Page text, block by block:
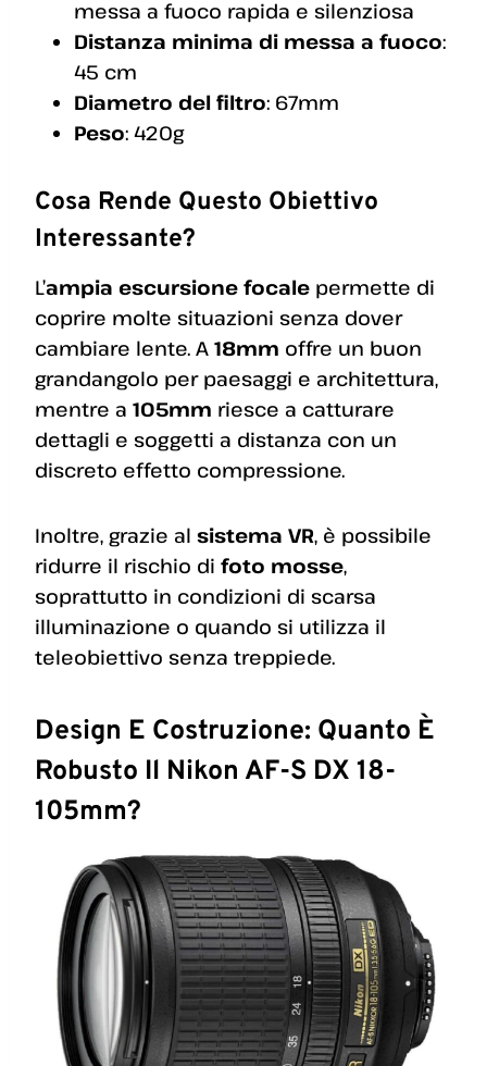
messa a fuoco rapida e silenziosa
Distanza minima di messa a fuoco:
45 cm
Diametro del filtro: 67mm
Peso: 420g
Cosa Rende Questo Obiettivo
Interessante?
L’ampia escursione focale permette di
coprire molte situazioni senza dover
cambiare lente. A 18mm offre un buon
grandangolo per paesaggi e architettura,
mentre a 105mm riesce a catturare
dettagli e soggetti a distanza con un
discreto effetto compressione.
Inoltre, grazie al sistema VR, è possibile
ridurre il rischio di foto mosse,
soprattutto in condizioni di scarsa
illuminazione o quando si utilizza il
teleobiettivo senza treppiede.
Design E Costruzione: Quanto È
Robusto Il Nikon AF-S DX 18-
105mm?